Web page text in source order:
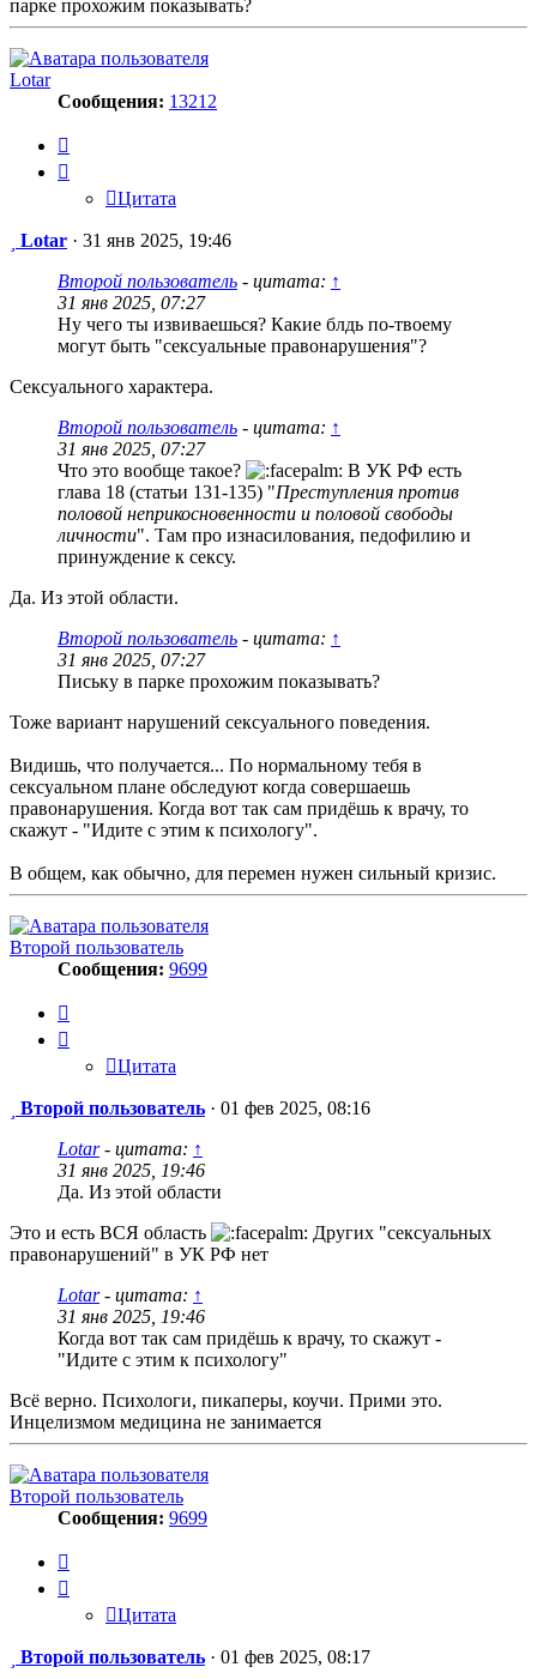
парке прохожим показывать?
Lotar
Сообщения: 13212
Цитата
Сообщение
Lotar · 31 янв 2025, 19:46
Второй пользователь - цитата: ↑
31 янв 2025, 07:27
Ну чего ты извиваешься? Какие блдь по-твоему
могут быть "сексуальные правонарушения"?
Сексуального характера.
Второй пользователь - цитата: ↑
31 янв 2025, 07:27
Что это вообще такое?
В УК РФ есть
глава 18 (статьи 131-135) "Преступления против
половой неприкосновенности и половой свободы
личности". Там про изнасилования, педофилию и
принуждение к сексу.
Да. Из этой области.
Второй пользователь - цитата: ↑
31 янв 2025, 07:27
Письку в парке прохожим показывать?
Тоже вариант нарушений сексуального поведения.
Видишь, что получается... По нормальному тебя в
сексуальном плане обследуют когда совершаешь
правонарушения. Когда вот так сам придёшь к врачу, то
скажут - "Идите с этим к психологу".
В общем, как обычно, для перемен нужен сильный кризис.
Второй пользователь
Сообщения: 9699
Цитата
Сообщение
Второй пользователь · 01 фев 2025, 08:16
Lotar- цитата: ↑
31 янв 2025, 19:46
Да. Из этой области
Это и есть ВСЯ область
Других "сексуальных
правонарушений" в УК РФ нет
Lotar- цитата: ↑
31 янв 2025, 19:46
Когда вот так сам придёшь к врачу, то скажут -
"Идите с этим к психологу"
Всё верно. Психологи, пикаперы, коучи. Прими это.
Инцелизмом медицина не занимается
Второй пользователь
Сообщения: 9699
Цитата
Сообщение
Второй пользователь · 01 фев 2025, 08:17